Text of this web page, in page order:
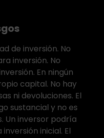
de inversión. No
inversión. No
En ningún
capital. No hay
ni devoluciones. El
sustancial y no es
Un inversor podría
inicial. El